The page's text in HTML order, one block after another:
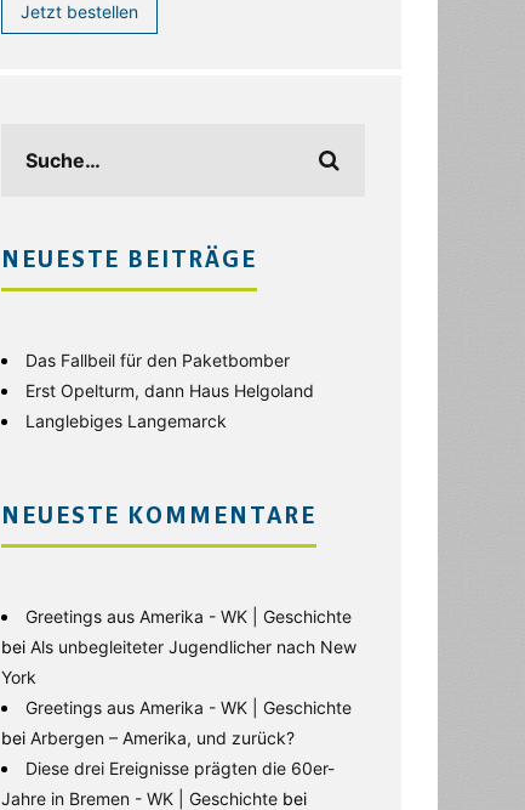
Jetzt bestellen
NEUESTE BEITRÄGE
Das Fallbeil für den Paketbomber
Erst Opelturm, dann Haus Helgoland
Langlebiges Langemarck
NEUESTE KOMMENTARE
Greetings aus Amerika - WK | Geschichte
bei Als unbegleiteter Jugendlicher nach New
York
Greetings aus Amerika - WK | Geschichte
bei Arbergen – Amerika, und zurück?
Diese drei Ereignisse prägten die 60er-
Jahre in Bremen - WK | Geschichte bei